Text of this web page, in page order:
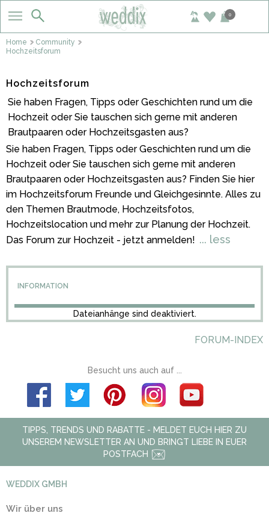
0
Home
Community
Hochzeitsforum
Hochzeitsforum
Sie haben Fragen, Tipps oder Geschichten rund um die
Hochzeit oder Sie tauschen sich gerne mit anderen
Brautpaaren oder Hochzeitsgasten aus?
Sie haben Fragen, Tipps oder Geschichten rund um die
Hochzeit oder Sie tauschen sich gerne mit anderen
Brautpaaren oder Hochzeitsgasten aus? Finden Sie hier
im Hochzeitsforum Freunde und Gleichgesinnte. Alles zu
den Themen Brautmode, Hochzeitsfotos,
Hochzeitslocation und mehr zur Planung der Hochzeit.
Das Forum zur Hochzeit - jetzt anmelden! ... less
INFORMATION
Dateianhänge sind deaktiviert.
FORUM-INDEX
Besucht uns auch auf ...
TIPPS, TRENDS UND RABATTE - MELDET EUCH HIER ZU
UNSEREM NEWSLETTER AN UND BRINGT LIEBE IN EUER
POSTFACH
WEDDIX GMBH
Wir über uns